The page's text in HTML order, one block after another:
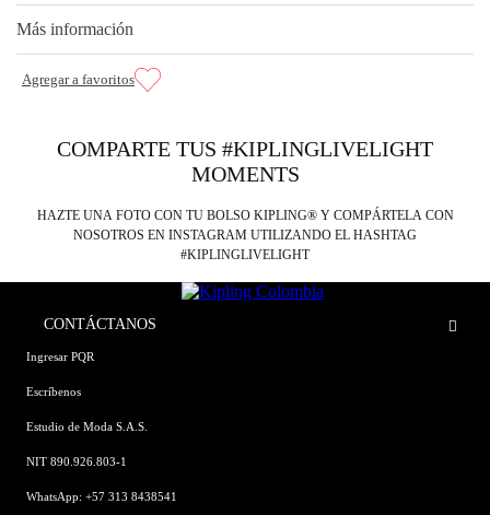
Más información
COMPARTE TUS #KIPLINGLIVELIGHT
MOMENTS
HAZTE UNA FOTO CON TU BOLSO KIPLING® Y COMPÁRTELA CON
NOSOTROS EN INSTAGRAM UTILIZANDO EL HASHTAG
#KIPLINGLIVELIGHT
CONTÁCTANOS
Ingresar PQR
Escríbenos
Estudio de Moda S.A.S.
NIT 890.926.803-1
WhatsApp: +57 313 8438541